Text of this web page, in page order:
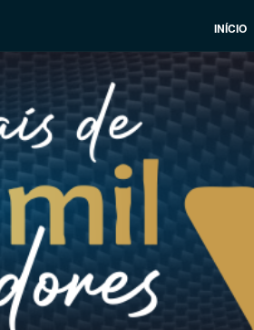
INÍCIO